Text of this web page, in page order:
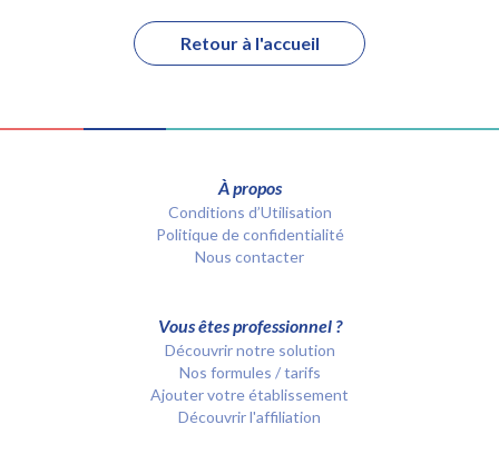
Retour à l'accueil
À propos
Conditions d’Utilisation
Politique de confidentialité
Nous contacter
Vous êtes professionnel ?
Découvrir notre solution
Nos formules / tarifs
Ajouter votre établissement
Découvrir l'affiliation